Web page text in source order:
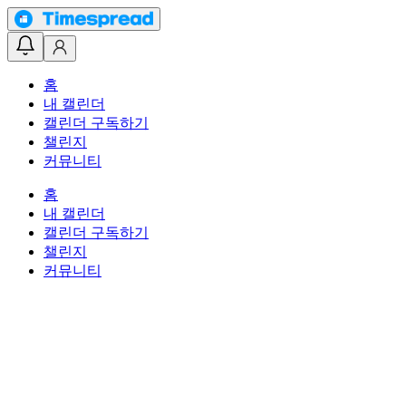
홈
내 캘린더
캘린더 구독하기
챌린지
커뮤니티
홈
내 캘린더
캘린더 구독하기
챌린지
커뮤니티